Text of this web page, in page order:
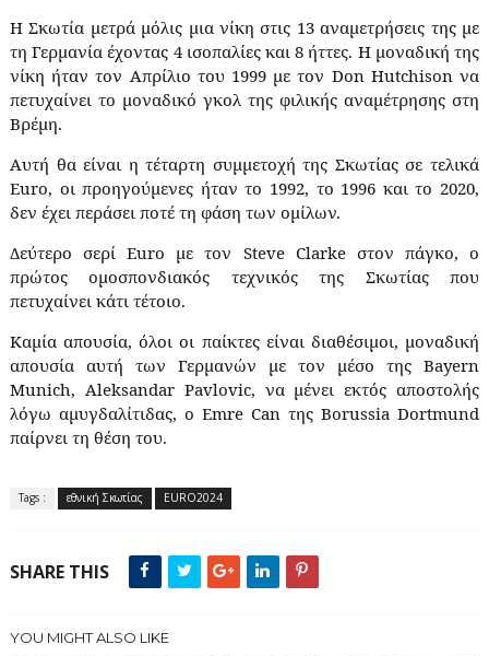
Η Σκωτία μετρά μόλις μια νίκη στις 13 αναμετρήσεις της με
τη Γερμανία έχοντας 4 ισοπαλίες και 8 ήττες. Η μοναδική της
νίκη ήταν τον Απρίλιο του 1999 με τον Don Hutchison να
πετυχαίνει το μοναδικό γκολ της φιλικής αναμέτρησης στη
Βρέμη.
Αυτή θα είναι η τέταρτη συμμετοχή της Σκωτίας σε τελικά
Euro, oι προηγούμενες ήταν το 1992, το 1996 και το 2020,
δεν έχει περάσει ποτέ τη φάση των ομίλων.
Δεύτερο σερίEuro με τον Steve Clarke στον πάγκο, ο
πρώτος ομοσπονδιακός τεχνικός της Σκωτίας που
πετυχαίνει κάτι τέτοιο.
Καμία απουσία, όλοι οι παίκτες είναι διαθέσιμοι, μοναδική
απουσία αυτή των Γερμανών με τον μέσο τηςBayern
Munich, Aleksandar Pavlovic, να μένει εκτός αποστολής
λόγω αμυγδαλίτιδας, ο Emre Can τηςBorussia Dortmund
παίρνει τη θέση του.
Tags : εθνική Σκωτίας EURO2024
SHARE THIS
YOU MIGHT ALSO LIKE